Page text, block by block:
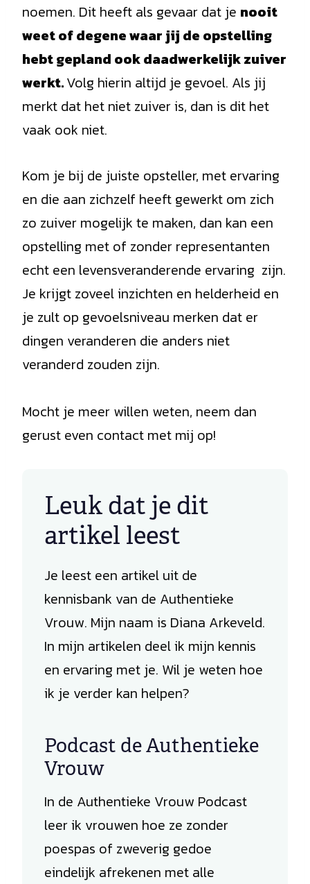
noemen. Dit heeft als gevaar dat je nooit
weet of degene waar jij de opstelling
hebt gepland ook daadwerkelijk zuiver
werkt.Volg hierin altijd je gevoel. Als jij
merkt dat het niet zuiver is, dan is dit het
vaak ook niet.
Kom je bij de juiste opsteller, met ervaring
en die aan zichzelf heeft gewerkt om zich
zo zuiver mogelijk te maken, dan kan een
opstelling met of zonder representanten
echt een levensveranderende ervaring zijn.
Je krijgt zoveel inzichten en helderheid en
je zult op gevoelsniveau merken dat er
dingen veranderen die anders niet
veranderd zouden zijn.
Mocht je meer willen weten, neem dan
gerust even contact met mij op!
Leuk dat je dit
artikel leest
Je leest een artikel uit de
kennisbank van de Authentieke
Vrouw. Mijn naam is Diana Arkeveld.
In mijn artikelen deel ik mijn kennis
en ervaring met je. Wil je weten hoe
ik je verder kan helpen?
Podcast de Authentieke
Vrouw
In de Authentieke Vrouw Podcast
leer ik vrouwen hoe ze zonder
poespas of zweverig gedoe
eindelijk afrekenen met alle